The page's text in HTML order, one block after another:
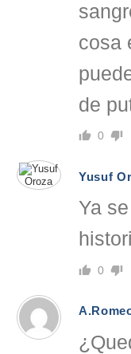
cosa
de
0
Yusuf
Ya
0